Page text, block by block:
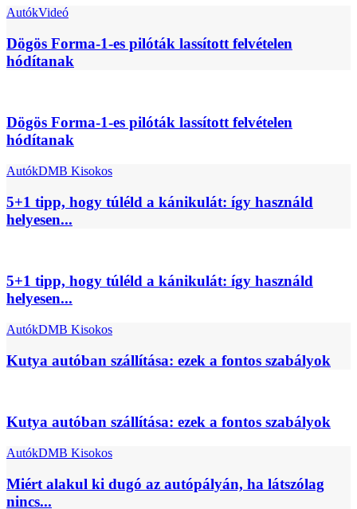
AutókVideó
Dögös Forma-1-es pilóták lassított felvételen
hódítanak
Dögös Forma-1-es pilóták lassított felvételen
hódítanak
AutókDMB Kisokos
5+1 tipp, hogy túléld a kánikulát: így használd
helyesen...
5+1 tipp, hogy túléld a kánikulát: így használd
helyesen...
AutókDMB Kisokos
Kutya autóban szállítása: ezek a fontos szabályok
Kutya autóban szállítása: ezek a fontos szabályok
AutókDMB Kisokos
Miért alakul ki dugó az autópályán, ha látszólag
nincs...